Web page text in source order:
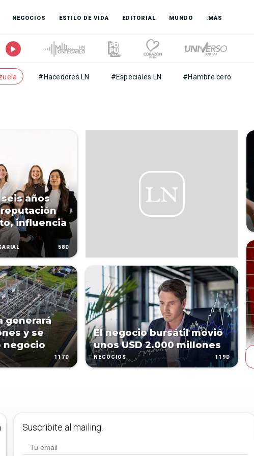
NEGOCIOS ESTILO DE VIDA EDITORIAL MUNDO :MÁS
#Hacedores LN #Especiales LN #Hambre cero
años
influencia
58D
generará
y se
negocio
117D
El negocio bursátil movió
unos USD 2.000 millones
NEGOCIOS 119D
Suscribite al mailing.